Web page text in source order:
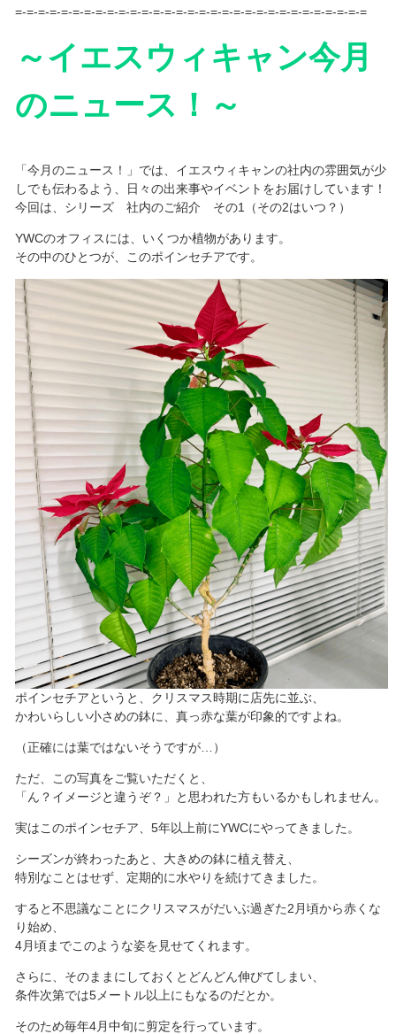
=-=-=-=-=-=-=-=-=-=-=-=-=-=-=-=-=-=-=-=-=-=-=-=-=-=-=-=-=-=-=
～イエスウィキャン今月
のニュース！～
「今月のニュース！」では、イエスウィキャンの社内の雰囲気が少
しでも伝わるよう、日々の出来事やイベントをお届けしています！
今回は、シリーズ 社内のご紹介 その1（その2はいつ？）
YWCのオフィスには、いくつか植物があります。
その中のひとつが、このポインセチアです。
ポインセチアというと、クリスマス時期に店先に並ぶ、
かわいらしい小さめの鉢に、真っ赤な葉が印象的ですよね。
（正確には葉ではないそうですが…）
ただ、この写真をご覧いただくと、
「ん？イメージと違うぞ？」と思われた方もいるかもしれません。
実はこのポインセチア、5年以上前にYWCにやってきました。
シーズンが終わったあと、大きめの鉢に植え替え、
特別なことはせず、定期的に水やりを続けてきました。
すると不思議なことにクリスマスがだいぶ過ぎた2月頃から赤くな
り始め、
4月頃までこのような姿を見せてくれます。
さらに、そのままにしておくとどんどん伸びてしまい、
条件次第では5メートル以上にもなるのだとか。
そのため毎年4月中旬に剪定を行っています。